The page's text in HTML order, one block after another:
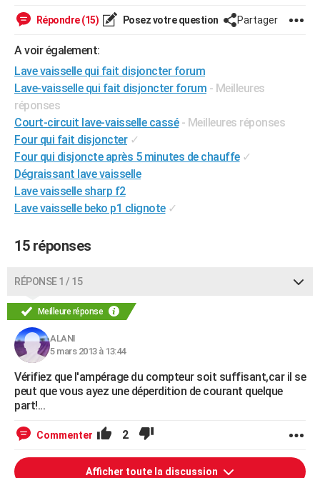
Art de vivre
Bien-être
Loisirs
Mode
Modes de vie
SANTE
Alimentation
Guide de la santé
Maladies
Médicaments
Sommeil
VOYAGE
Destinations
City break
Voyage nature
Voyage de noces
Forum
Climat
+PHOTO
GUIDES D'ACHAT
BONS PLANS
CARTE DE VOEUX
Carte de Noël
Carte Bonne année
Carte Saint-Valentin
Carte Pâques
Carte d'anniversaire
DICTIONNAIRE
COPAINS D'AVANT
S'inscrire
Se connecter
Lycées
Collèges
Primaires
Universités
Entreprises
Service militaire
Avis de recherche
AVIS DE DÉCÈS
FORUM
Bricolage
Lifestyle
Culture
Sport
Auto
Television
Voyage
Cinema
Répondre (15) Posez votre question Partager
A voir également:
Lave vaisselle qui fait disjoncter forum
Lave-vaisselle qui fait disjoncter forum - Meilleures
réponses
Court-circuit lave-vaisselle cassé - Meilleures réponses
Four qui fait disjoncter ✓
Four qui disjoncte après 5 minutes de chauffe ✓
Dégraissant lave vaisselle
Lave vaisselle sharp f2
Lave vaisselle beko p1 clignote ✓
15 réponses
RÉPONSE 1 / 15
Meilleure réponse
ALANI
5 mars 2013 à 13:44
Vérifiez que l'ampérage du compteur soit suffisant,car il se
peut que vous ayez une déperdition de courant quelque
part!...
Commenter 2
Afficher toute la discussion